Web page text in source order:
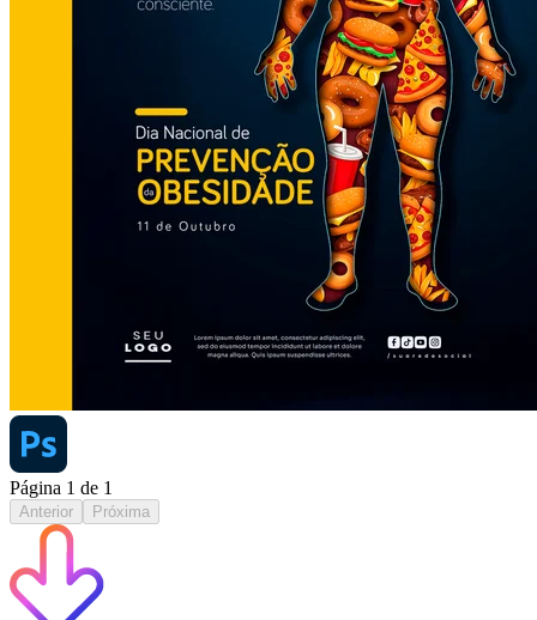
Página 1 de 1
Anterior Próxima